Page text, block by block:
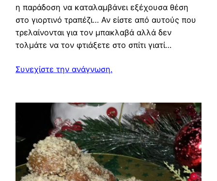
η παράδοση να καταλαμβάνει εξέχουσα θέση
στο γιορτινό τραπέζι… Αν είστε από αυτούς που
τρελαίνονται για τον μπακλαβά αλλά δεν
τολμάτε να τον φτιάξετε στο σπίτι γιατί…
Συνεχίστε την ανάγνωση.